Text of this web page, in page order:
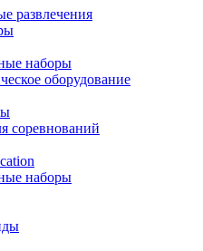
развлечения
наборы
оборудование
соревнований
наборы